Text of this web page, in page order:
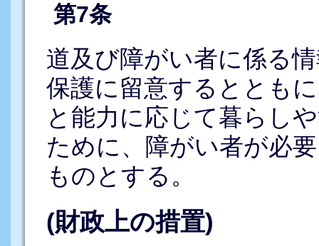
第7条
道及び障がい者に係る
保護に留意するととも
と能力に応じて暮らし
ために、障がい者が必
ものとする。
(財政上の措置)